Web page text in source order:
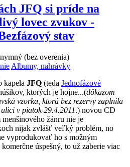
JFQ si príde na
lovec zvukov -
stav
(bez overenia)
Albumy, nahrávky
kapela JFQ (teda Jednofázové
ktorých je hojne...(dôkazom
vzorka, ktorá bez rezervy zaplnila
v piatok 29.4.2011.) novou CD
žánru nie je
nijak zvlášť veľký problém, no
vyprodukovať ho s možným
úspešný, to už zaberie viac